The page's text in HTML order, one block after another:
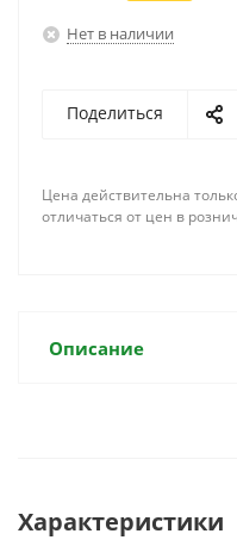
Нет в наличии
Поделиться
Цена действительна
отличаться от цен в
Описание
Характеристики